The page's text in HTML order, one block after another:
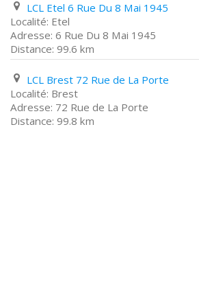
LCL Etel 6 Rue Du 8 Mai 1945
Etel
6 Rue Du 8 Mai 1945
99.6 km
LCL Brest 72 Rue de La Porte
Brest
72 Rue de La Porte
99.8 km